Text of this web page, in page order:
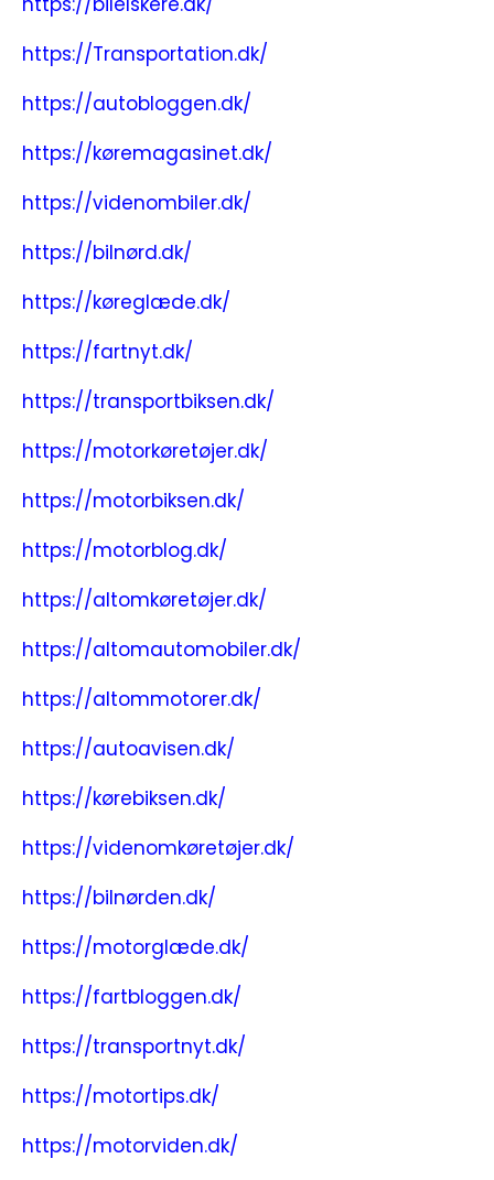
https://Transportation.dk/
https://autobloggen.dk/
https://køremagasinet.dk/
https://videnombiler.dk/
https://bilnørd.dk/
https://køreglæde.dk/
https://fartnyt.dk/
https://transportbiksen.dk/
https://motorkøretøjer.dk/
https://motorbiksen.dk/
https://motorblog.dk/
https://altomkøretøjer.dk/
https://altomautomobiler.dk/
https://altommotorer.dk/
https://autoavisen.dk/
https://kørebiksen.dk/
https://videnomkøretøjer.dk/
https://bilnørden.dk/
https://motorglæde.dk/
https://fartbloggen.dk/
https://transportnyt.dk/
https://motortips.dk/
https://motorviden.dk/